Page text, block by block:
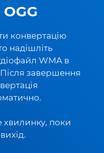
конвертацію
надішліть
WMA в
завершення
хвилинку, поки